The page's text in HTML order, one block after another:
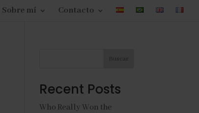
Sobre mí Contacto
Buscar
Recent Posts
Who Really Won the